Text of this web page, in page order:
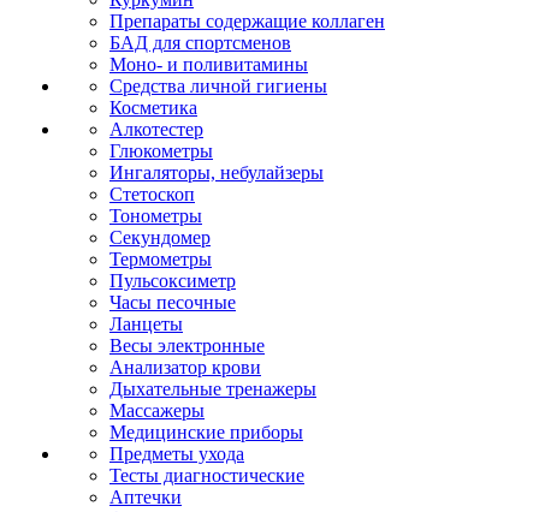
Препараты содержащие коллаген
БАД для спортсменов
Моно- и поливитамины
Средства личной гигиены
Косметика
Алкотестер
Глюкометры
Ингаляторы, небулайзеры
Стетоскоп
Тонометры
Секундомер
Термометры
Пульсоксиметр
Часы песочные
Ланцеты
Весы электронные
Анализатор крови
Дыхательные тренажеры
Массажеры
Медицинские приборы
Предметы ухода
Тесты диагностические
Аптечки